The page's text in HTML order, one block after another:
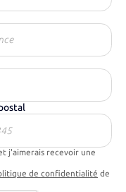
j'aimerais recevoir une
de confidentialité de